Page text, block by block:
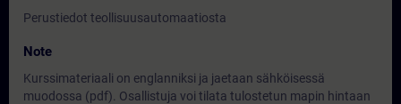
Perustiedot teollisuusautomaatiosta
Note
Kurssimateriaali on englanniksi ja jaetaan sähköisessä
muodossa (pdf). Osallistuja voi tilata tulostetun mapin hintaan